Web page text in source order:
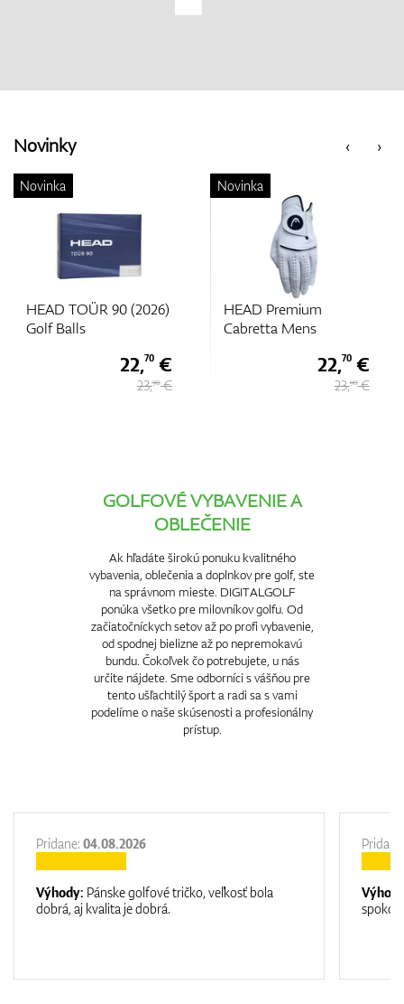
‹
Novinky ›
HEAD Premium
Cabretta Mens
Novinka
22,70€
23, 90€
HEAD Premium
Cabretta Mens
Novinka
22,70€
23, 90€
GOLFOVÉ VYBAVENIE A
OBLEČENIE
Ak hľadáte širokú ponuku kvalitného
vybavenia, oblečenia a doplnkov pre golf, ste
na správnom mieste. DIGITALGOLF
ponúka všetko pre milovníkov golfu. Od
začiatočníckych setov až po profi vybavenie,
od spodnej bielizne až po nepremokavú
bundu. Čokoľvek čo potrebujete, u nás
určite nájdete. Sme odborníci s vášňou pre
tento ušľachtilý šport a radi sa s vami
podelíme o naše skúsenosti a profesionálny
prístup.
Pridane: 04.08.2026
Výhody: Pánske golfové tričko, veľkosť bola
dobrá, aj kvalita je dobrá.